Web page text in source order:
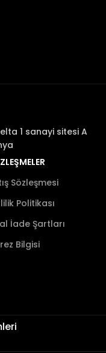
1 sanayi sitesi A
Sözleşmesi
Politikası
İade Şartları
Bilgisi